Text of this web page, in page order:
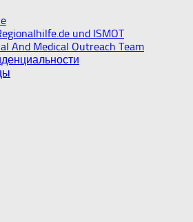
und ISMOT
And Medical Outreach Team